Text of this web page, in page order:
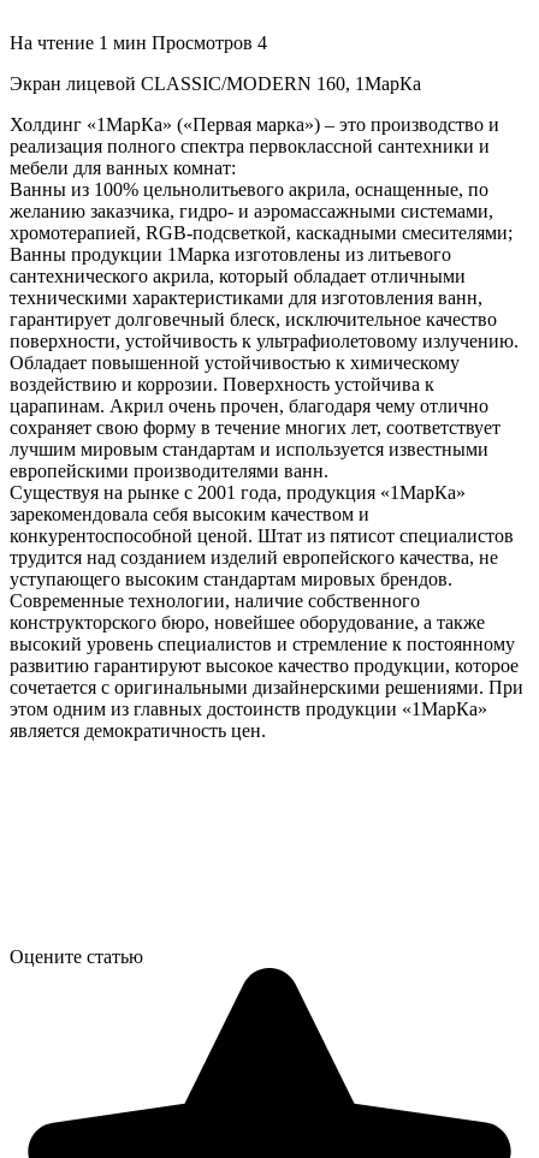
На чтение 1 мин Просмотров 4
Экран лицевой CLASSIC/MODERN 160, 1МарКа
Холдинг «1МарКа» («Первая марка») – это производство и
реализация полного спектра первоклассной сантехники и
мебели для ванных комнат:
Ванны из 100% цельнолитьевого акрила, оснащенные, по
желанию заказчика, гидро- и аэромассажными системами,
хромотерапией, RGB-подсветкой, каскадными смесителями;
Ванны продукции 1Марка изготовлены из литьевого
сантехнического акрила, который обладает отличными
техническими характеристиками для изготовления ванн,
гарантирует долговечный блеск, исключительное качество
поверхности, устойчивость к ультрафиолетовому излучению.
Обладает повышенной устойчивостью к химическому
воздействию и коррозии. Поверхность устойчива к
царапинам. Акрил очень прочен, благодаря чему отлично
сохраняет свою форму в течение многих лет, соответствует
лучшим мировым стандартам и используется известными
европейскими производителями ванн.
Существуя на рынке с 2001 года, продукция «1МарКа»
зарекомендовала себя высоким качеством и
конкурентоспособной ценой. Штат из пятисот специалистов
трудится над созданием изделий европейского качества, не
уступающего высоким стандартам мировых брендов.
Современные технологии, наличие собственного
конструкторского бюро, новейшее оборудование, а также
высокий уровень специалистов и стремление к постоянному
развитию гарантируют высокое качество продукции, которое
сочетается с оригинальными дизайнерскими решениями. При
этом одним из главных достоинств продукции «1МарКа»
является демократичность цен.
Оцените статью